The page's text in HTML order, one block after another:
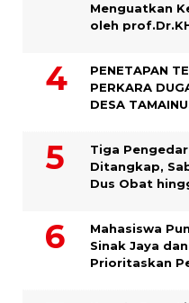
Menguatkan
oleh
PENETAPAN
PERKARA
DESA
Tiga
Ditangkap,
Dus Obat
Mahasiswa
Sinak Jaya
Prioritaskan